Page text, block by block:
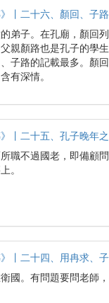
丨二十六、顏回、子
弟子。在孔廟，顏回
親顏路也是孔子的學
子路的記載最多。顏
有深情。
丨二十五、孔子晚年
職不過國老，即備顧
。
丨二十四、用冉求、
國。有問題要問老師，